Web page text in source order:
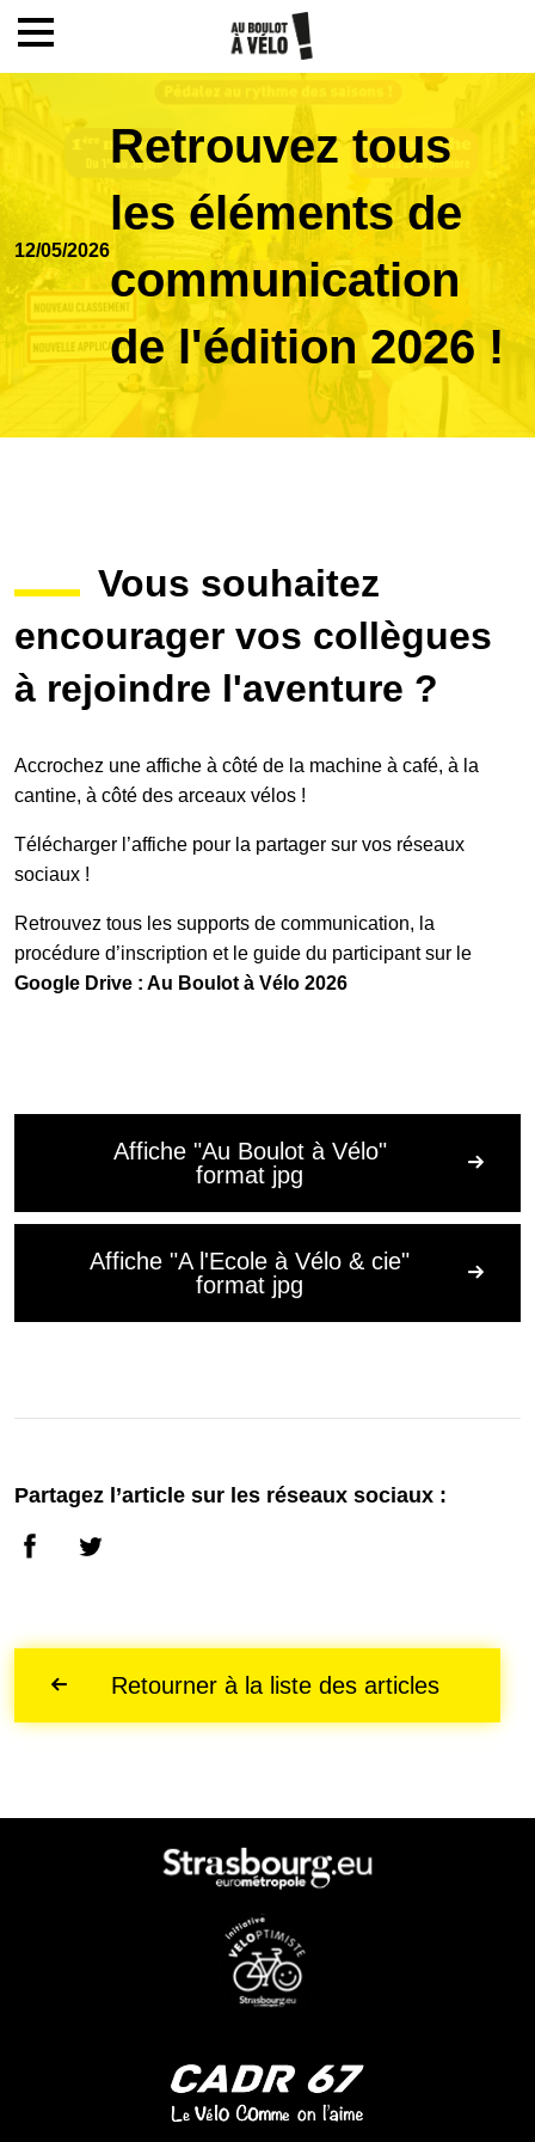
Accueil
Le challenge
Inscription
Ecoles
Résultats
Les participants
FAQ
Contact
12/05/2026
Retrouvez tous
les éléments de
communication
de l'édition 2026 !
Vous souhaitez
encourager vos collègues
à rejoindre l'aventure ?
Accrochez une affiche à côté de la machine à café, à la
cantine, à côté des arceaux vélos !
Télécharger l’affiche pour la partager sur vos réseaux
sociaux !
Retrouvez tous les supports de communication, la
procédure d’inscription et le guide du participant sur le
Google Drive : Au Boulot à Vélo 2026
Affiche "Au Boulot à Vélo"
format jpg
Affiche "A l'Ecole à Vélo & cie"
format jpg
Partagez l’article sur les réseaux sociaux :
Retourner à la liste des articles